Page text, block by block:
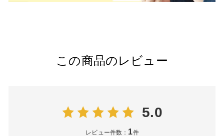
この商品のレビュー
5.0
レビュー件数： 1件